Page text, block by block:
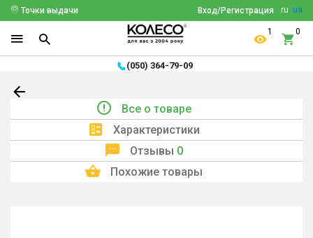
ru ua
Вход/Регистрация
Точки выдачи
1 0
(050) 364-79-09
Все о товаре
Характеристики
Отзывы 0
Похожие товары